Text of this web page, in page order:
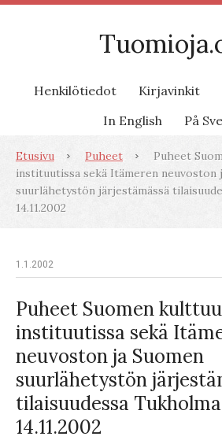
Henkilötiedot Kirjavinkit
In English
På
Etusivu Puheet
Puheet
instituutissa sekä Itämeren neuvoston
suurlähetystön järjestämässä
14.11.2002
1.1.2002
Puheet Suomen
instituutissa sekä
neuvoston ja Suomen
suurlähetystön
tilaisuudessa
14.11.2002